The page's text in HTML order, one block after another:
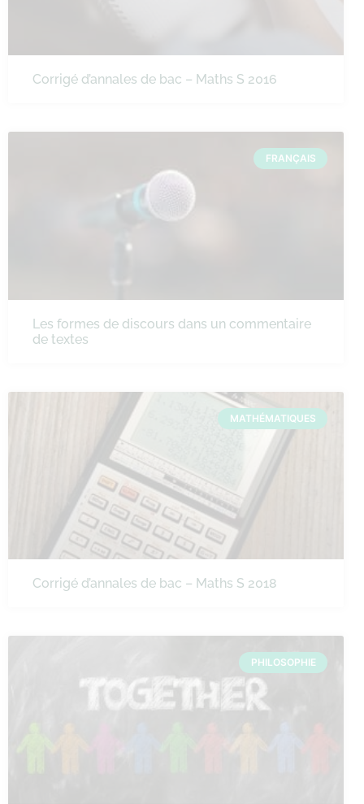
Corrigé d’annales de bac – Maths S 2016
FRANÇAIS
Les formes de discours dans un commentaire
de textes
MATHÉMATIQUES
Corrigé d’annales de bac – Maths S 2018
PHILOSOPHIE